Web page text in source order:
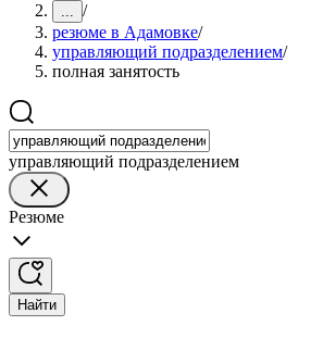
... /
резюме в Адамовке/
управляющий подразделением/
полная занятость
управляющий подразделением
Резюме
Найти